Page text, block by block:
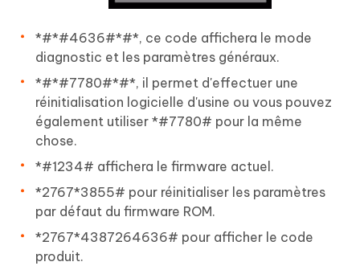
*#*#4636#*#*, ce code affichera le mode
diagnostic et les paramètres généraux.
*#*#7780#*#*, il permet d'effectuer une
réinitialisation logicielle d'usine ou vous pouvez
également utiliser *#7780# pour la même
chose.
*#1234# affichera le firmware actuel.
*2767*3855# pour réinitialiser les paramètres
par défaut du firmware ROM.
*2767*4387264636# pour afficher le code
produit.